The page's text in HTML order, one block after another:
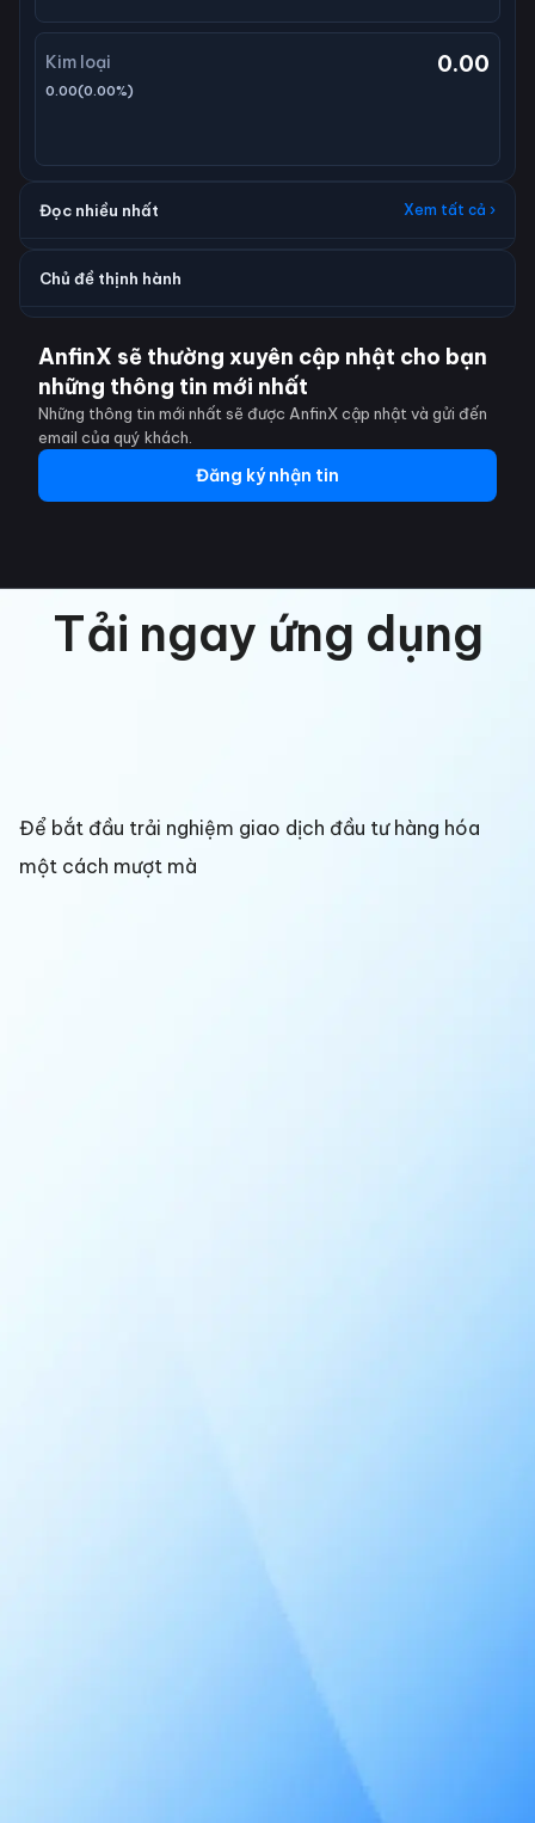
Kim loại 0.00
0.00(0.00%)
Đọc nhiều nhất Xem tất cả ›
Chủ đề thịnh hành
AnfinX sẽ thường xuyên cập nhật cho bạn
những thông tin mới nhất
Những thông tin mới nhất sẽ được AnfinX cập nhật và gửi đến
email của quý khách.
Đăng ký nhận tin
Tải ngay ứng dụng
Để bắt đầu trải nghiệm giao dịch đầu tư hàng hóa
một cách mượt mà